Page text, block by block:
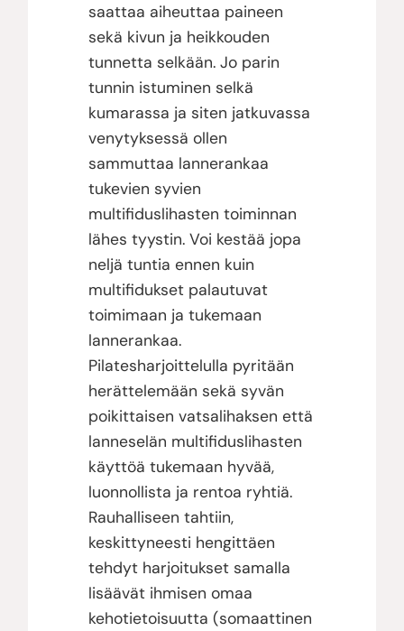
saattaa aiheuttaa paineen
sekä kivun ja heikkouden
tunnetta selkään. Jo parin
tunnin istuminen selkä
kumarassa ja siten jatkuvassa
venytyksessä ollen
sammuttaa lannerankaa
tukevien syvien
multifiduslihasten toiminnan
lähes tyystin. Voi kestää jopa
neljä tuntia ennen kuin
multifidukset palautuvat
toimimaan ja tukemaan
lannerankaa.
Pilatesharjoittelulla pyritään
herättelemään sekä syvän
poikittaisen vatsalihaksen että
lanneselän multifiduslihasten
käyttöä tukemaan hyvää,
luonnollista ja rentoa ryhtiä.
Rauhalliseen tahtiin,
keskittyneesti hengittäen
tehdyt harjoitukset samalla
lisäävät ihmisen omaa
kehotietoisuutta (somaattinen